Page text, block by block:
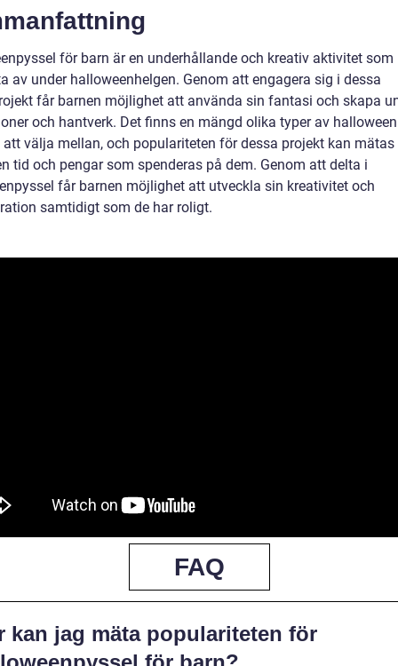
för barn är en underhållande och kreativ aktivitet som
av under halloweenhelgen. Genom att engagera sig i dessa
får barnen möjlighet att använda sin fantasi och skapa
och hantverk. Det finns en mängd olika typer av
välja mellan, och populariteten för dessa projekt kan mätas
tid och pengar som spenderas på dem. Genom att delta i
får barnen möjlighet att utveckla sin kreativitet och
samtidigt som de har roligt.
FAQ
kan jag mäta populariteten för